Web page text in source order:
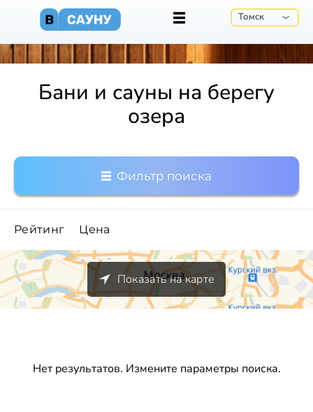
Томск
Бани и сауны на берегу
озера
Фильтр поиска
Рейтинг Цена
Показать на карте
Нет результатов. Измените параметры поиска.